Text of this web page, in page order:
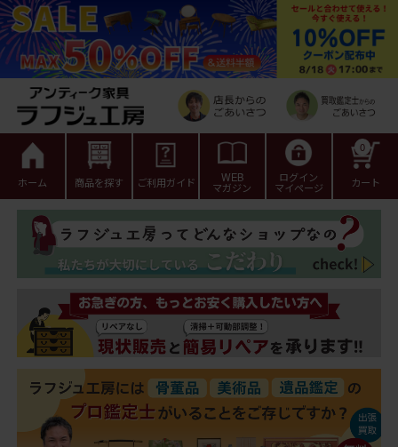
ホーム 商品を探す ご利用ガイド WEB
マガジン
ログイン
マイページ カート
0